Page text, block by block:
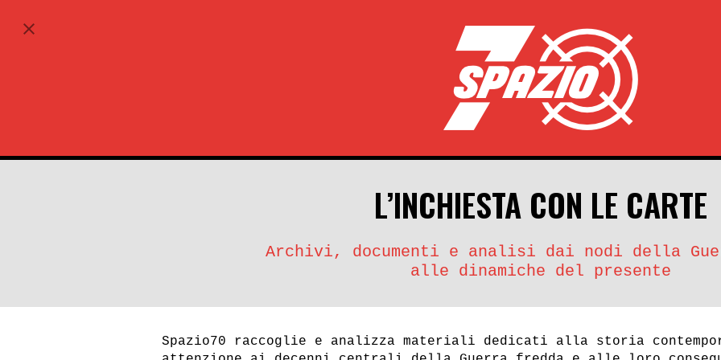
L’INCHIESTA CON LE CARTE
Archivi, documenti e analisi dai nodi della
alle dinamiche del presente
Spazio70 raccoglie e analizza materiali dedicati alla storia